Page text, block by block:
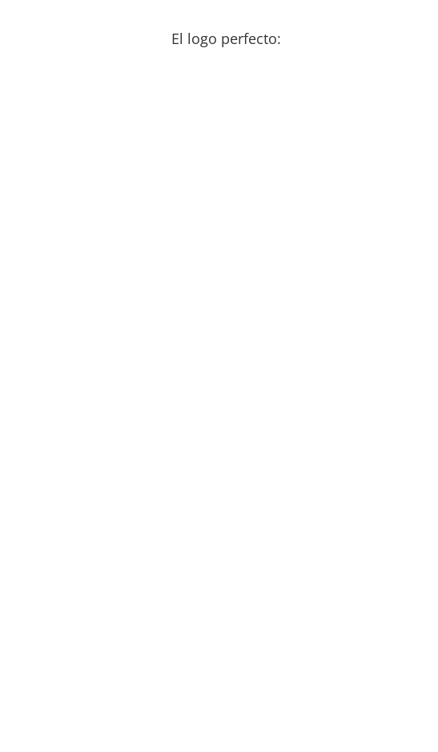
El logo perfecto: